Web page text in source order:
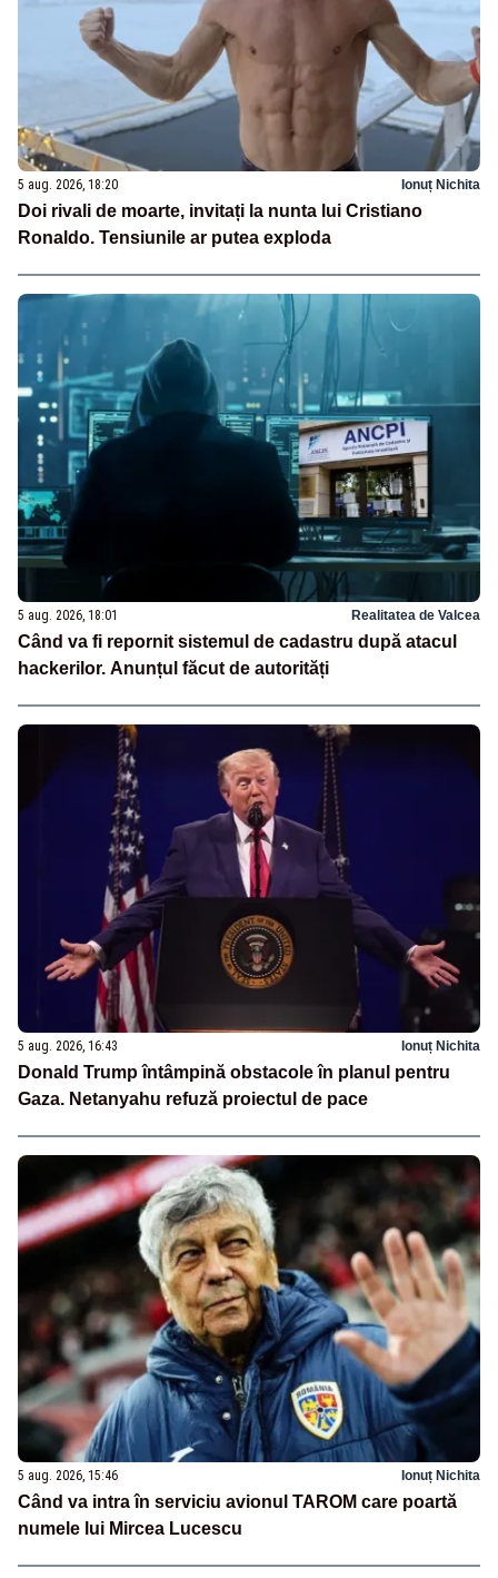
5 aug. 2026, 18:20 Ionuț Nichita
Doi rivali de moarte, invitați la nunta lui Cristiano
Ronaldo. Tensiunile ar putea exploda
5 aug. 2026, 18:01 Realitatea de Valcea
Când va fi repornit sistemul de cadastru după atacul
hackerilor. Anunțul făcut de autorități
5 aug. 2026, 16:43 Ionuț Nichita
Donald Trump întâmpină obstacole în planul pentru
Gaza. Netanyahu refuză proiectul de pace
5 aug. 2026, 15:46 Ionuț Nichita
Când va intra în serviciu avionul TAROM care poartă
numele lui Mircea Lucescu